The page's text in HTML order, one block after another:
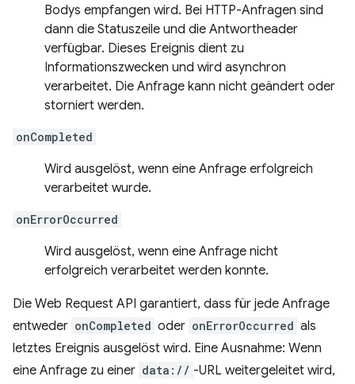
Bodys empfangen wird. Bei HTTP-Anfragen sind
dann die Statuszeile und die Antwortheader
verfügbar. Dieses Ereignis dient zu
Informationszwecken und wird asynchron
verarbeitet. Die Anfrage kann nicht geändert oder
storniert werden.
onCompleted
Wird ausgelöst, wenn eine Anfrage erfolgreich
verarbeitet wurde.
onErrorOccurred
Wird ausgelöst, wenn eine Anfrage nicht
erfolgreich verarbeitet werden konnte.
Die Web Request API garantiert, dass für jede Anfrage
entweder onCompleted oder onErrorOccurred als
letztes Ereignis ausgelöst wird. Eine Ausnahme: Wenn
eine Anfrage zu einer data:// -URL weitergeleitet wird,